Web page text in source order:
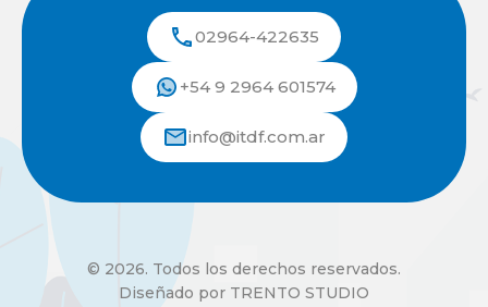
02964-422635
+54 9 2964 601574
info@itdf.com.ar
© 2026. Todos los derechos reservados.
Diseñado por TRENTO STUDIO